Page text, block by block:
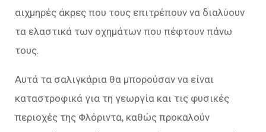
αιχμηρές άκρες που τους επιτρέπουν να διαλύουν
τα ελαστικά των οχημάτων που πέφτουν πάνω
τους.
Αυτά τα σαλιγκάρια θα μπορούσαν να είναι
καταστροφικά για τη γεωργία και τις φυσικές
περιοχές της Φλόριντα, καθώς προκαλούν